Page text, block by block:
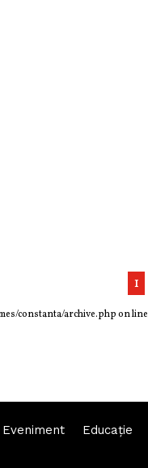
1
constanta/archive.phpon line
Eveniment Educaţie